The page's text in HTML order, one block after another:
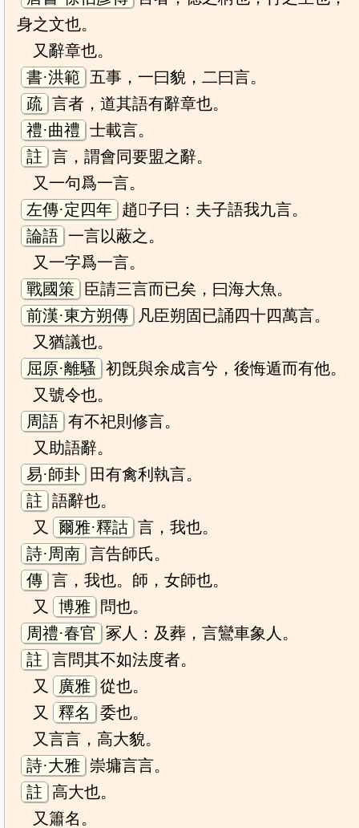
身之文也。
又辭章也。
書·洪範
五事，一曰貌，二曰言。
疏 言者，道其語有辭章也。
禮·曲禮 士載言。
註 言，謂會同要盟之辭。
又一句爲一言。
左傳·定四年 趙𥳑子曰：夫子語我九言。
論語 一言以蔽之。
又一字爲一言。
戰國策
臣請三言而已矣，曰海大魚。
前漢·東方朔傳
凡臣朔固已誦四十四萬言。
又猶議也。
屈原·離騷 初旣與余成言兮，後悔遁而有他。
又號令也。
周語 有不祀則修言。
又助語辭。
易·師卦
田有禽利執言。
註 語辭也。
又
爾雅·釋詁 言，我也。
詩·周南 言告師氏。
傳 言，我也。師，女師也。
又
博雅
問也。
周禮·春官 冢人：及葬，言鸞車象人。
註 言問其不如法度者。
又
廣雅 從也。
又
釋名
委也。
又言言，高大貌。
詩·大雅 崇墉言言。
註
高大也。
又簫名。